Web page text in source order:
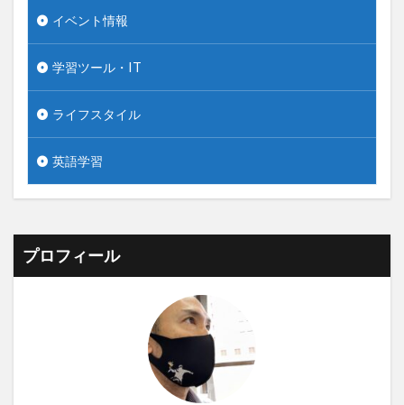
イベント情報
学習ツール・IT
ライフスタイル
英語学習
プロフィール